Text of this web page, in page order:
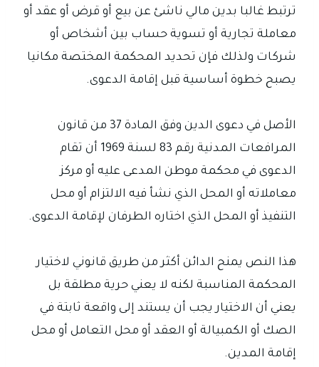
ترتبط غالبا بدين مالي ناشئ عن بيع أو قرض أو عقد أو
معاملة تجارية أو تسوية حساب بين أشخاص أو
شركات ولذلك فإن تحديد المحكمة المختصة مكانيا
يصبح خطوة أساسية قبل إقامة الدعوى.
الأصل في دعوى الدين وفق المادة 37 من قانون
المرافعات المدنية رقم 83 لسنة 1969 أن تقام
الدعوى في محكمة موطن المدعى عليه أو مركز
معاملاته أو المحل الذي نشأ فيه الالتزام أو محل
التنفيذ أو المحل الذي اختاره الطرفان لإقامة الدعوى.
هذا النص يمنح الدائن أكثر من طريق قانوني لاختيار
المحكمة المناسبة لكنه لا يعني حرية مطلقة بل
يعني أن الاختيار يجب أن يستند إلى واقعة ثابتة في
الصك أو الكمبيالة أو العقد أو محل التعامل أو محل
إقامة المدين.